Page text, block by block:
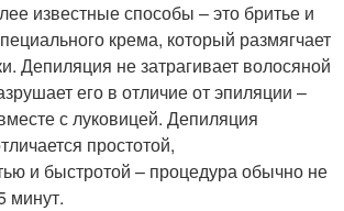
известные способы – это бритье и
крема, который размягчает
Депиляция не затрагивает волосяной
его в отличие от эпиляции –
с луковицей. Депиляция
простотой,
и быстротой – процедура обычно не
минут.